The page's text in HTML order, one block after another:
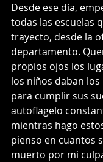
Desde ese día,
todas las escuelas
trayecto, desde la
departamento.
propios ojos los
los niños daban
para cumplir sus
autoflagelo
mientras hago
pienso en cuantos
muerto por mi